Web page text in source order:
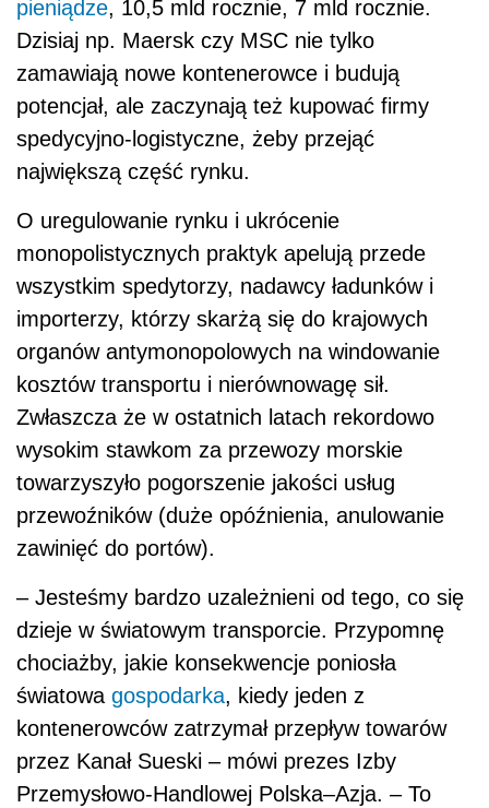
importerzy, którzy skarżą się do krajowych
organów antymonopolowych na windowanie
kosztów transportu i nierównowagę sił.
Zwłaszcza że w ostatnich latach rekordowo
wysokim stawkom za przewozy morskie
towarzyszyło pogorszenie jakości usług
przewoźników (duże opóźnienia, anulowanie
zawinięć do portów).
– Jesteśmy bardzo uzależnieni od tego, co się
dzieje w światowym transporcie. Przypomnę
chociażby, jakie konsekwencje poniosła
światowagospodarka, kiedy jeden z
kontenerowców zatrzymał przepływ towarów
przez Kanał Sueski – mówi prezes Izby
Przemysłowo-Handlowej Polska–Azja. – To
właśnie jeden z powodów, dla których dziś w
publicystyce ekonomicznej tak dużo dyskutuje
się o sprowadzaniu z powrotem do Europy
dużej części przemysłu, który wyemigrował
głównie do Azji.